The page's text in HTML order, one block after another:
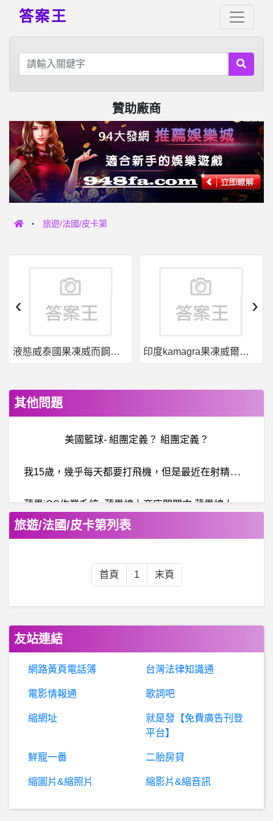
答案王
贊助廠商
旅遊/法國/皮卡第
液態威泰國果凍威而鋼哪裡買 印度kamagra果凍威爾剛用於治療男性勃起功能障礙
‹ ›
其他問題
美國籃球- 組團定義？ 組團定義？
我
15歲，幾乎每天都要打飛機，但是最近在射精之前都會有一陣腹痛，這是因為太過於頻繁嗎？要怎麼解決?
蘋
果iOS作業系統- 蘋果線上商店關閉中 蘋果線上商店關閉中
網
球- 體育署還沒放謝淑薇奪冠的新聞? 體育署還沒放謝淑薇奪冠的新聞?
利率比較標準迷思,該如何破解?
cleats- Adias的street shoes 跟 cage shoes
AISM詐騙、鎖倉挖礦詐騙 『通報』
棒球- 關於墨西哥聯盟的實力?
旅遊/法國/皮卡第列表
首頁 1 末頁
友站連結
網路黃頁電話簿 台灣法律知識通
電影情報通 歌詞吧
縮網址
就是發【免費廣告刊登
平台】
鮮寵一番 二胎房貸
縮圖片&縮照片 縮影片&縮音訊